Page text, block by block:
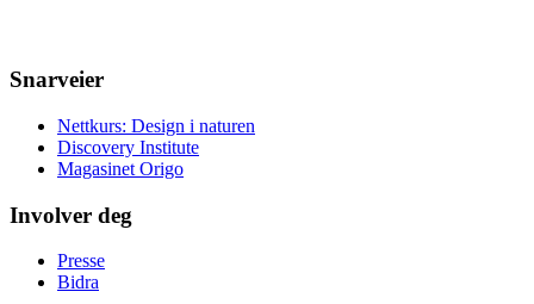
Snarveier
Nettkurs: Design i naturen
Discovery Institute
Magasinet Origo
Involver deg
Presse
Bidra